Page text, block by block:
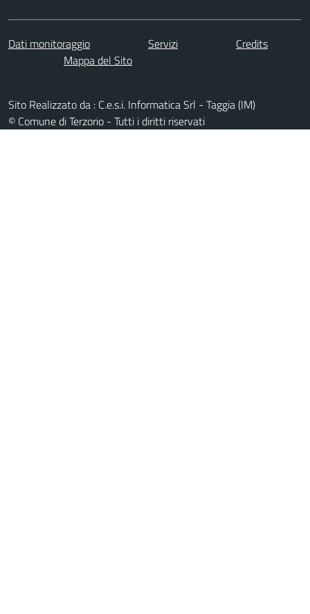
Dati monitoraggio Servizi
Credits
Mappa del Sito
Sito Realizzato da : C.e.s.i. Informatica Srl - Taggia (IM)
© Comune di Terzorio - Tutti i diritti riservati